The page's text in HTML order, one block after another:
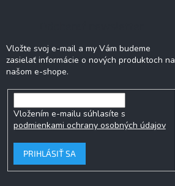
Vložte svoj e-mail a my Vám budeme
zasielať informácie o nových produktoch na
našom e-shope.
Vložením e-mailu súhlasíte s
podmienkami ochrany osobných údajov
PRIHLÁSIŤ SA